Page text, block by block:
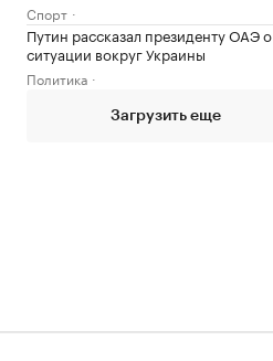
Спорт
Путин рассказал президенту ОАЭ о
ситуации вокруг Украины
Политика
Загрузить еще